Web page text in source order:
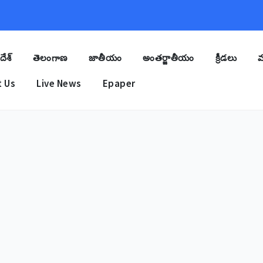
తెలంగాణ జాతీయం అంతర్జాతీయం క్రీడలు
Us Live News Epaper